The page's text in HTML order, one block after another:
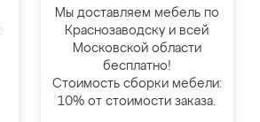
Мы доставляем мебель по
Краснозаводску и всей
Московской области
бесплатно!
Стоимость сборки мебели:
10% от стоимости заказа.